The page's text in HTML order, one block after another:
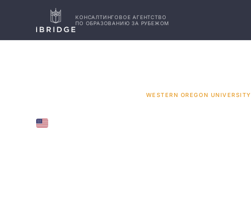
КОНСАЛТИНГОВОЕ АГЕНТСТВО
ПО ОБРАЗОВАНИЮ ЗА РУБЕЖОМ
WESTERN OREGON UNIVERSITY